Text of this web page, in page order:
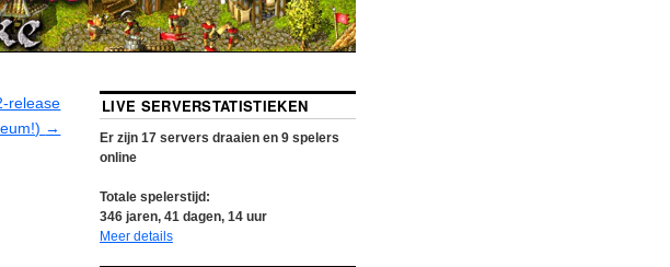
release
→
LIVE SERVERSTATISTIEKEN
Er zijn 17servers draaien en 9spelers
online
Totale spelerstijd:
346jaren, 41 dagen, 14uur
Meer details